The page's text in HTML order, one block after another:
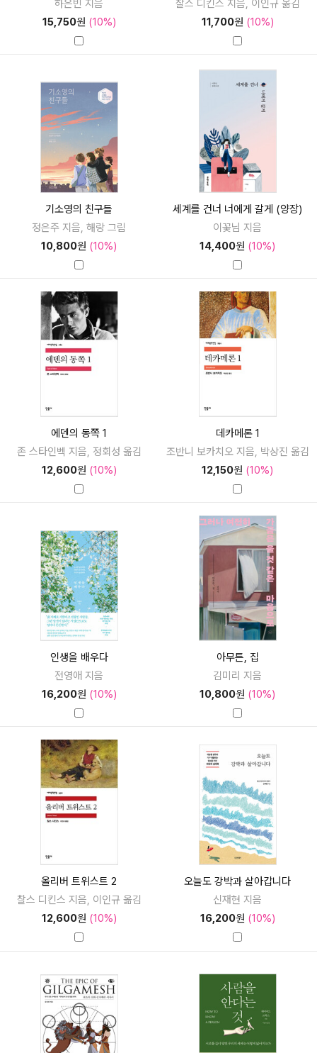
하은빈 지음
15,750원 (10%)
찰스 디킨스 지음, 이인규 옮김
11,700원 (10%)
기소영의 친구들
정은주 지음, 해랑 그림
10,800원 (10%)
세계를 건너 너에게 갈게 (양장)
이꽃님 지음
14,400원 (10%)
에덴의 동쪽 1
존 스타인벡 지음, 정회성 옮김
12,600원 (10%)
데카메론 1
조반니 보카치오 지음, 박상진 옮김
12,150원 (10%)
인생을 배우다
전영애 지음
16,200원 (10%)
아무튼, 집
김미리 지음
10,800원 (10%)
올리버 트위스트 2
찰스 디킨스 지음, 이인규 옮김
12,600원 (10%)
오늘도 강박과 살아갑니다
신재현 지음
16,200원 (10%)